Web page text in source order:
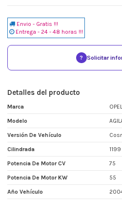
Envio - Gratis !!!
Entrega - 24 - 48 horas !!!
? Solicitar
Detalles del producto
Marca OPEL
Modelo
Versión De Vehículo
Cilindrada 1199
Potencia De Motor CV 75
Potencia De Motor KW 55
Año Vehículo